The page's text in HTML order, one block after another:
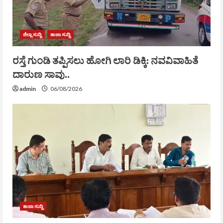
ಜಿಲ್ಲಾ ಸುದ್ದಿ ತಾಜಾ ಸುದ್ದಿ
ರಸ್ತೆ ಗುಂಡಿ ತಪ್ಪಿಸಲು ಹೋಗಿ ಲಾರಿ ಡಿಕ್ಕಿ: ನವವಿವಾಹಿತೆ
ದಾರುಣ ಸಾವು..
admin 06/08/2026
ತಾಜಾ ಸುದ್ದಿ